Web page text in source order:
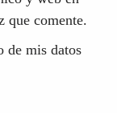
que comente.
de mis datos